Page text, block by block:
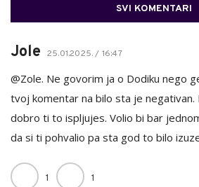
SVI KOMENTARI
Jole 25.01.2025. / 16:47
@Zole. Ne govorim ja o Dodiku nego
tvoj komentar na bilo sta je negativan.
dobro ti to ispljujes. Volio bi bar
da si ti pohvalio pa sta god to bilo
1 1